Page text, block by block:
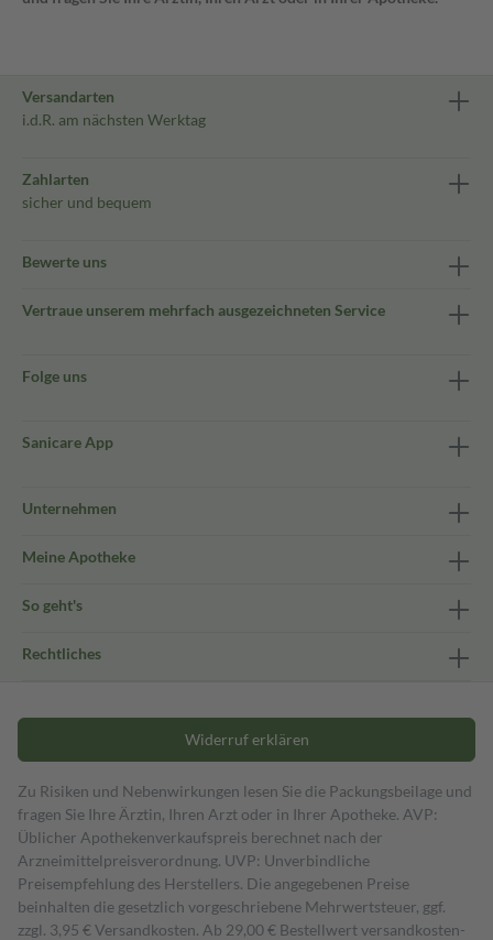
Versandarten
i.d.R. am nächsten Werktag
Zahlarten
sicher und bequem
Bewerte uns
Vertraue unserem mehrfach ausgezeichneten Service
Folge uns
Sanicare App
Unternehmen
Meine Apotheke
So geht's
Rechtliches
Widerruf erklären
Zu Risiken und Nebenwirkungen lesen Sie die Packungsbeilage und
fragen Sie Ihre Ärztin, Ihren Arzt oder in Ihrer Apotheke. AVP:
Üblicher Apothekenverkaufspreis berechnet nach der
Arzneimittelpreisverordnung. UVP: Unverbindliche
Preisempfehlung des Herstellers. Die angegebenen Preise
beinhalten die gesetzlich vorgeschriebene Mehrwertsteuer, ggf.
zzgl. 3,95 € Versandkosten. Ab 29,00 € Bestell­wert versand­kosten­